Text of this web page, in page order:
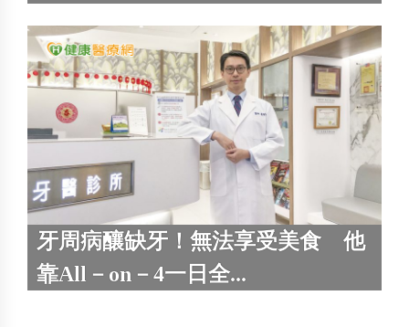
牙周病釀缺牙！無法享受美食 他
靠All－on－4一日全...